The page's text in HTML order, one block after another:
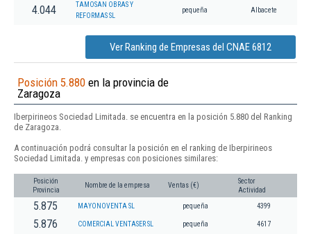
4.044
TAMOSAN OBRAS Y
REFORMAS SL
pequeña Albacete
Ver Ranking de Empresas del CNAE 6812
Posición 5.880 en la provincia de
Zaragoza
Iberpirineos Sociedad Limitada. se encuentra en la posición 5.880 del Ranking
de Zaragoza.
A continuación podrá consultar la posición en el ranking de Iberpirineos
Sociedad Limitada. y empresas con posiciones similares:
Posición
Provincia
Nombre de la empresa Ventas (€)
Sector
Actividad
5.875 MAYONOVENTA SL pequeña 4399
5.876 COMERCIAL VENTASER SL pequeña 4617